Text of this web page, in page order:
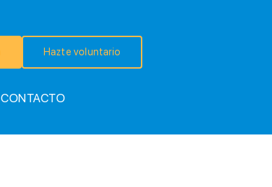
Hazte voluntario
CONTACTO